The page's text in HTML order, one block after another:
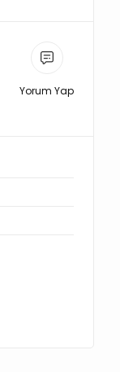
Yorum Yap